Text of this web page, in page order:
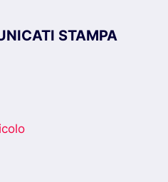
STAMPA